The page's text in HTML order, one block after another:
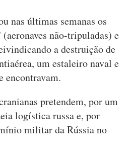
nas últimas semanas os
não-tripuladas) e
a destruição de
um estaleiro naval e
encontravam.
pretendem, por um
logística russa e, por
militar da Rússia no